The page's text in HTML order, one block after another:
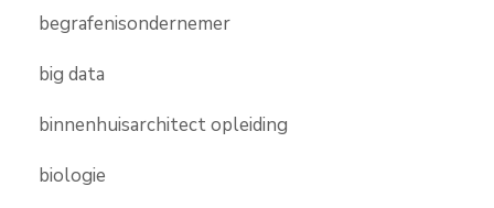
begrafenisondernemer
big data
binnenhuisarchitect opleiding
biologie